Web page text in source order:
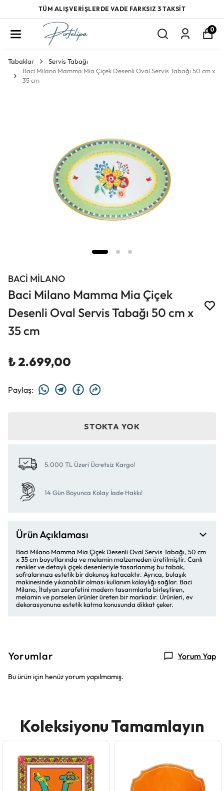
TÜM ALIŞVERİŞLERDE VADE FARKSIZ 3 TAKSİT
0
Tabaklar
Servis Tabağı
Baci Milano Mamma Mia Çiçek Desenli Oval Servis Tabağı 50 cm x
35 cm
BACİ MİLANO
Baci Milano Mamma Mia Çiçek
Desenli Oval Servis Tabağı 50 cm x
35 cm
₺ 2.699,00
Paylaş:
STOKTA YOK
5.000 TL Üzeri Ücretsiz Kargo!
14 Gün Boyunca Kolay İade Hakkı!
Ürün Açıklaması
Baci Milano Mamma Mia Çiçek Desenli Oval Servis Tabağı, 50 cm
x 35 cm boyutlarında ve melamin malzemeden üretilmiştir. Canlı
renkler ve detaylı çiçek desenleriyle tasarlanmış bu tabak,
sofralarınıza estetik bir dokunuş katacaktır. Ayrıca, bulaşık
makinesinde yıkanabilir olması kullanım kolaylığı sağlar. Baci
Milano, İtalyan zarafetini modern tasarımlarla birleştiren,
melamin ve porselen ürünler üreten bir markadır. Ürünleri, ev
dekorasyonuna estetik katma konusunda dikkat çeker.
Yorumlar Yorum Yap
Bu ürün için henüz yorum yapılmamış.
Koleksiyonu Tamamlayın